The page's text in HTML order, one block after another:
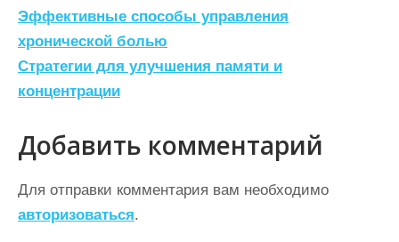
Н
а
в
и
г
а
ц
и
Эффективные способы управления
хронической болью
Стратегии для улучшения памяти и
концентрации
Добавить комментарий
Для отправки комментария вам необходимо
авторизоваться.